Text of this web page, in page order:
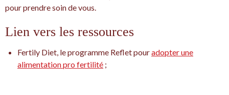
pour prendre soin de vous.
Lien vers les ressources
Fertily Diet, le programme Reflet pouradopter une
alimentation pro fertilité ;